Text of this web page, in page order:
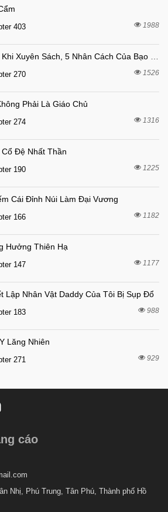
4 tháng trước
4 tháng trước
4 tháng trước
4 tháng trước
4 tháng trước
4 tháng trước
4 tháng trước
4 tháng trước
4 tháng trước
403 1988
270 1526
Phải Là Giáo Chủ
274 1316
Cổ Đệ Nhất Thần
190 1225
Cái Đỉnh Núi Làm Đại Vương
166 1182
Hưởng Thiên Hạ
147 1177
Lập Nhân Vật Daddy Của Tôi Bị Sụp Đổ
183 988
Lăng Nhiên
271 929
cáo
Nhị, Phú Trung, Tân Phú, Thành phố Hồ